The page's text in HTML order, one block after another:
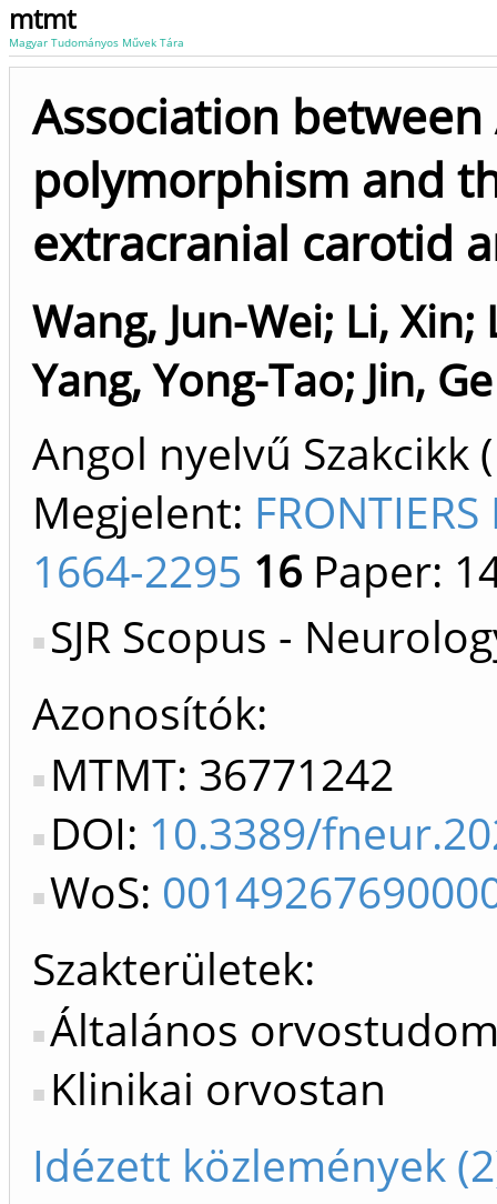
mtmt
Magyar Tudományos Művek Tára
Association
polymorphism and
extracranial carotid
Wang, Jun-Wei; Li, Xin;
Yang, Yong-Tao; Jin,
Angol nyelvű
Megjelent:
1664-2295 16 Paper:
SJR Scopus -
Azonosítók
MTMT: 36771242
DOI: 10.3389/
WoS:
Szakterületek:
Általános
Klinikai orvostan
Idézett közlemények